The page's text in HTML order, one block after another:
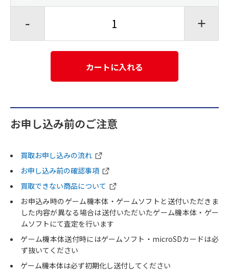
- +
カートに入れる
お申し込み前のご注意
買取お申し込みの流れ
お申し込み前の確認事項
買取できない商品について
お申込み時のゲーム機本体・ゲームソフトと送付いただきま
した内容が異なる場合は送付いただいたゲーム機本体・ゲー
ムソフトにて査定を行います
ゲーム機本体送付時にはゲームソフト・microSDカードは必
ず抜いてください
ゲーム機本体は必ず初期化し送付してください